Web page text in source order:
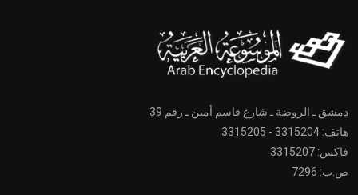
دمشق ـ الروضة ـ شارع قاسم أمين ـ رقم 39
هاتف: 3315204 - 3315205
فاكس: 3315207
ص.ب: 7296